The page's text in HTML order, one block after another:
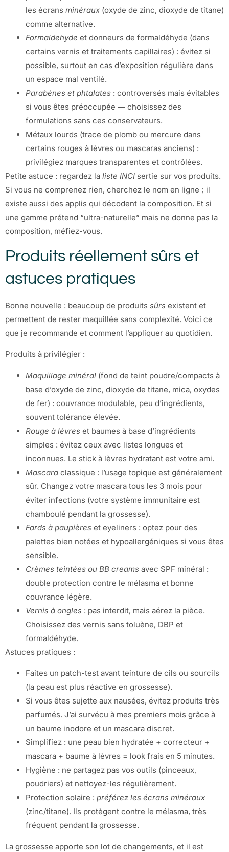
les écrans minéraux (oxyde de zinc, dioxyde de titane)
comme alternative.
Formaldehyde et donneurs de formaldéhyde (dans
certains vernis et traitements capillaires) : évitez si
possible, surtout en cas d’exposition régulière dans
un espace mal ventilé.
Parabènes et phtalates : controversés mais évitables
si vous êtes préoccupée — choisissez des
formulations sans ces conservateurs.
Métaux lourds (trace de plomb ou mercure dans
certains rouges à lèvres ou mascaras anciens) :
privilégiez marques transparentes et contrôlées.
Petite astuce : regardez la liste INCI sertie sur vos produits.
Si vous ne comprenez rien, cherchez le nom en ligne ; il
existe aussi des applis qui décodent la composition. Et si
une gamme prétend “ultra-naturelle” mais ne donne pas la
composition, méfiez-vous.
Produits réellement sûrs et
astuces pratiques
Bonne nouvelle : beaucoup de produits sûrs existent et
permettent de rester maquillée sans complexité. Voici ce
que je recommande et comment l’appliquer au quotidien.
Produits à privilégier :
Maquillage minéral (fond de teint poudre/compacts à
base d’oxyde de zinc, dioxyde de titane, mica, oxydes
de fer) : couvrance modulable, peu d’ingrédients,
souvent tolérance élevée.
Rouge à lèvres et baumes à base d’ingrédients
simples : évitez ceux avec listes longues et
inconnues. Le stick à lèvres hydratant est votre ami.
Mascara classique : l’usage topique est généralement
sûr. Changez votre mascara tous les 3 mois pour
éviter infections (votre système immunitaire est
chamboulé pendant la grossesse).
Fards à paupières et eyeliners : optez pour des
palettes bien notées et hypoallergéniques si vous êtes
sensible.
Crèmes teintées ou BB creams avec SPF minéral :
double protection contre le mélasma et bonne
couvrance légère.
Vernis à ongles : pas interdit, mais aérez la pièce.
Choisissez des vernis sans toluène, DBP et
formaldéhyde.
Astuces pratiques :
Faites un patch-test avant teinture de cils ou sourcils
(la peau est plus réactive en grossesse).
Si vous êtes sujette aux nausées, évitez produits très
parfumés. J’ai survécu à mes premiers mois grâce à
un baume inodore et un mascara discret.
Simplifiez : une peau bien hydratée + correcteur +
mascara + baume à lèvres = look frais en 5 minutes.
Hygiène : ne partagez pas vos outils (pinceaux,
poudriers) et nettoyez-les régulièrement.
Protection solaire : préférez les écrans minéraux
(zinc/titane). Ils protègent contre le mélasma, très
fréquent pendant la grossesse.
La grossesse apporte son lot de changements, et il est